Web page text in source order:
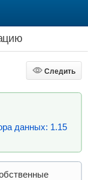
Следить
Следить
данных: 1.15